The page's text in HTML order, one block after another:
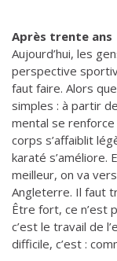
Après trente ans
Aujourd’hui, les
perspective
faut faire. Alors
simples : à partir
mental se
corps s’affaiblit
karaté s’améliore.
meilleur, on va
Angleterre. Il faut
Être fort, ce n’est
c’est le travail de
difficile, c’est :